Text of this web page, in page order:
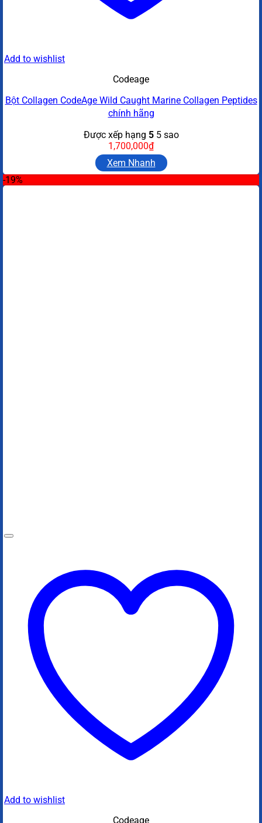
Add to wishlist
Codeage
Bột Collagen CodeAge Wild Caught Marine Collagen Peptides
chính hãng
Được xếp hạng 55 sao
1,700,000₫
Xem Nhanh
-19%
Add to wishlist
Codeage